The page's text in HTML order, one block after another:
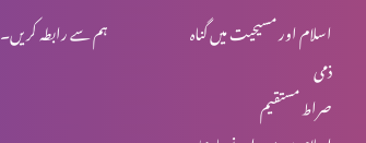
ہم سے رابطہ کریں۔
اسلام اور مسیحیت میں گناہ
ذمی
صراط مستقیم